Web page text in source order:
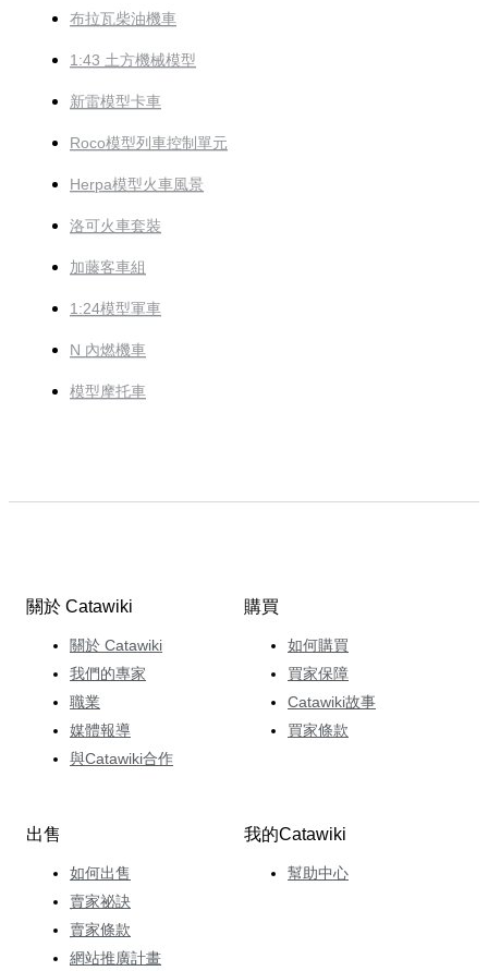
布拉瓦柴油機車
1:43 土方機械模型
新雷模型卡車
Roco模型列車控制單元
Herpa模型火車風景
洛可火車套裝
加藤客車組
1:24模型軍車
N 內燃機車
模型摩托車
關於 Catawiki
關於 Catawiki
我們的專家
職業
媒體報導
與Catawiki合作
購買
如何購買
買家保障
Catawiki故事
買家條款
出售
如何出售
賣家祕訣
賣家條款
網站推廣計畫
我的Catawiki
幫助中心